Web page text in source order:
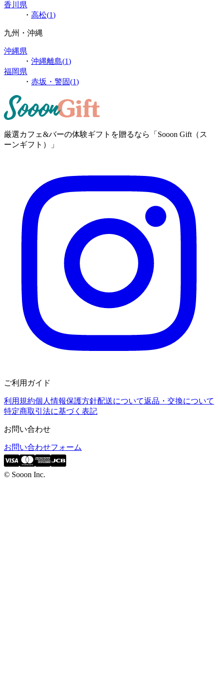
香川県
・ 高松(1)
九州・沖縄
沖縄県
・ 沖縄離島(1)
福岡県
・ 赤坂・警固(1)
厳選カフェ&バーの体験ギフトを贈るなら「Sooon Gift（ス
ーンギフト）」
ご利用ガイド
利用規約個人情報保護方針配送について返品・交換について
特定商取引法に基づく表記
お問い合わせ
お問い合わせフォーム
© Sooon Inc.